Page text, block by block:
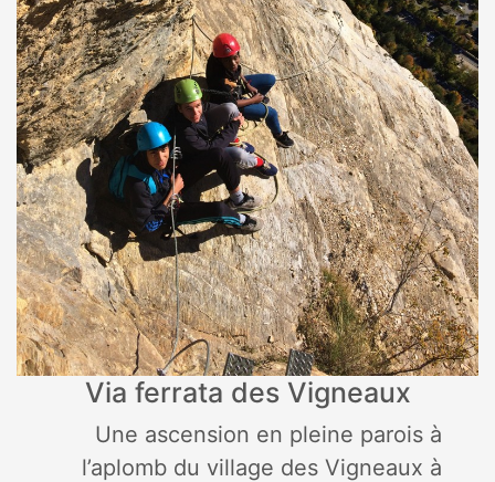
Via ferrata des Vigneaux
Une ascension en pleine parois à
l’aplomb du village des Vigneaux à